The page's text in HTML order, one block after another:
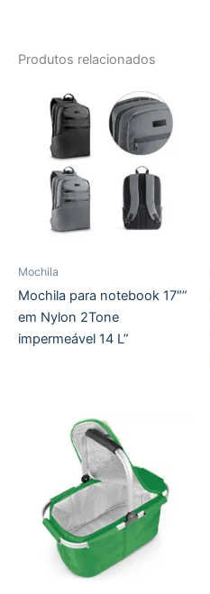
Produtos relacionados
Mochila
Mochila para notebook 17″”
em Nylon 2Tone
impermeável 14 L”